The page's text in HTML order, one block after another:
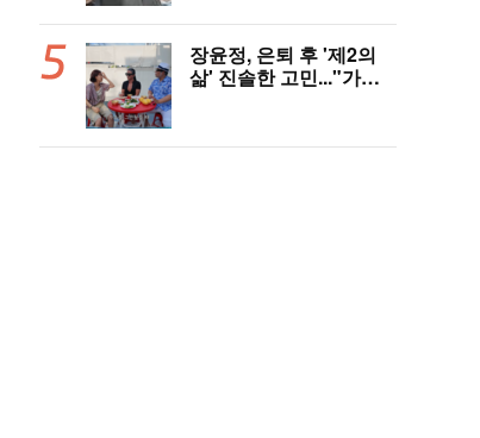
장윤정, 은퇴 후 '제2의
삶' 진솔한 고민..."가수